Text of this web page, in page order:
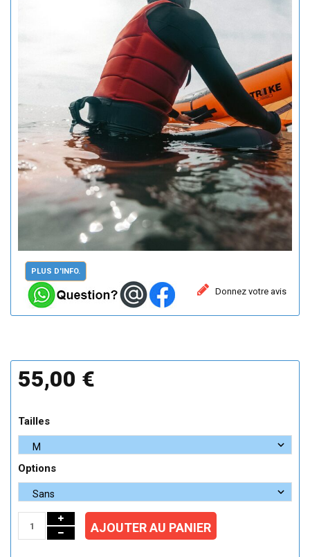
PLUS D'INFO.
Donnez votre avis
55,00 €
Tailles
Options
AJOUTER AU PANIER